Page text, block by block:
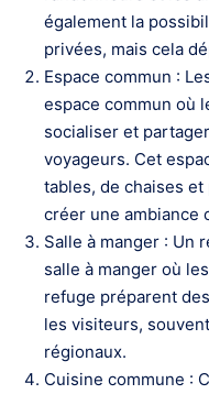
également la
privées, mais cela
Espace commun :
espace commun où
socialiser et
voyageurs. Cet
tables, de chaises et
créer une ambiance
Salle à manger : Un
salle à manger où
refuge préparent
les visiteurs,
régionaux.
Cuisine commune :